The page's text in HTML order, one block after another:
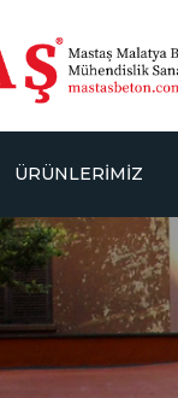
ÜRÜNLERIMIZ